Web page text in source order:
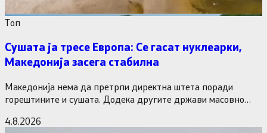
Tоп
Сушата ја тресе Европа: Се гасат нуклеарки,
Македонија засега стабилна
Македонија нема да претрпи директна штета поради
горештините и сушата. Додека другите држави масовно
4.8.2026